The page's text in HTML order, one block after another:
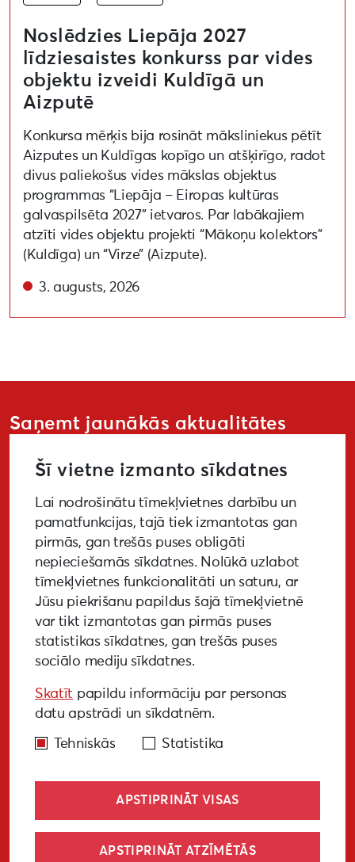
Noslēdzies Liepāja 2027
līdziesaistes konkurss par vides
objektu izveidi Kuldīgā un
Aizputē
Konkursa mērķis bija rosināt māksliniekus pētīt
Aizputes un Kuldīgas kopīgo un atšķirīgo, radot
divus paliekošus vides mākslas objektus
programmas “Liepāja – Eiropas kultūras
galvaspilsēta 2027” ietvaros. Par labākajiem
atzīti vides objektu projekti “Mākoņu kolektors”
(Kuldīga) un “Virze” (Aizpute).
3. augusts, 2026
Saņemt jaunākās aktualitātes
PIETEIKTIES
GALERIJA MEDIJIEM LKA PĒTĪJUMS
BUJ NOTIKUŠIE PASĀKUMI
PIEKĻŪSTAMĪBAS VADLĪNIJAS
© Liepāja 2027
Sīkdatņu politika
Privātuma politika
Šī vietne izmanto sīkdatnes
Lai nodrošinātu tīmekļvietnes darbību un
pamatfunkcijas, tajā tiek izmantotas gan
pirmās, gan trešās puses obligāti
nepieciešamās sīkdatnes. Nolūkā uzlabot
tīmekļvietnes funkcionalitāti un saturu, ar
Jūsu piekrišanu papildus šajā tīmekļvietnē
var tikt izmantotas gan pirmās puses
statistikas sīkdatnes, gan trešās puses
sociālo mediju sīkdatnes.
Skatīt papildu informāciju par personas
datu apstrādi un sīkdatnēm.
Tehniskās Statistika
APSTIPRINĀT VISAS
APSTIPRINĀT ATZĪMĒTĀS